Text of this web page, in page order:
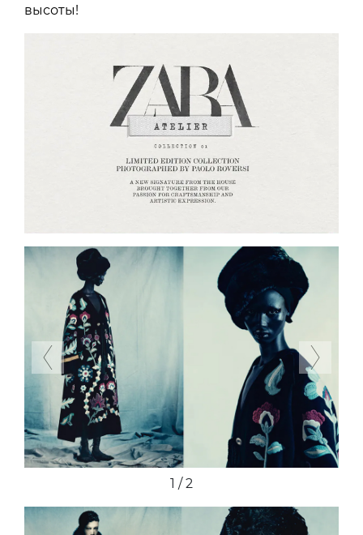
высоты!
Previous
2 / 2